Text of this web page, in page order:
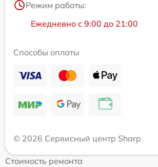
Режим работы:
Ежедневно с 9:00 до 21:00
Способы оплаты
© 2026 Сервисный центр Sharp
Стоимость ремонта